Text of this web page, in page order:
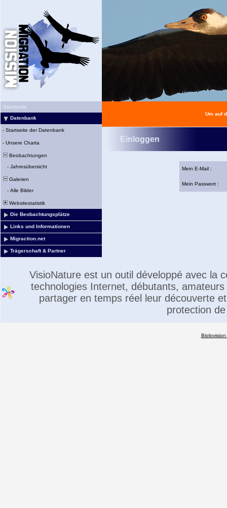
Startseite
Datenbank
- Startseite der Datenbank
- Unsere Charta
Beobachtungen
- Jahresübersicht
Galerien
- Alle Bilder
Websitestatistik
Die Beobachtungsplätze
Links und Informationen
Migraction.net
Trägerschaft & Partner
Um auf
Einloggen
Mein E-Mail :
Mein Passwort :
VisioNature est un outil développé avec la
technologies Internet, débutants,
partager en temps réel leur découverte
protection
Biolovision